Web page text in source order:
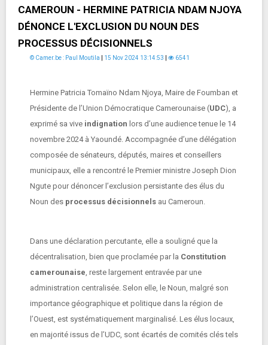
CAMEROUN - HERMINE PATRICIA NDAM NJOYA
DÉNONCE L'EXCLUSION DU NOUN DES
PROCESSUS DÉCISIONNELS
© Camer.be : Paul Moutila 15 Nov 2024 13:14:53 6541
Hermine Patricia Tomaïno Ndam Njoya, Maire de Foumban et
Présidente de l’Union Démocratique Camerounaise (UDC), a
exprimé sa vive indignation lors d’une audience tenue le 14
novembre 2024 à Yaoundé. Accompagnée d’une délégation
composée de sénateurs, députés, maires et conseillers
municipaux, elle a rencontré le Premier ministre Joseph Dion
Ngute pour dénoncer l’exclusion persistante des élus du
Noun des processus décisionnels au Cameroun.
Dans une déclaration percutante, elle a souligné que la
décentralisation, bien que proclamée par la Constitution
camerounaise, reste largement entravée par une
administration centralisée. Selon elle, le Noun, malgré son
importance géographique et politique dans la région de
l’Ouest, est systématiquement marginalisé. Les élus locaux,
en majorité issus de l’UDC, sont écartés de comités clés tels